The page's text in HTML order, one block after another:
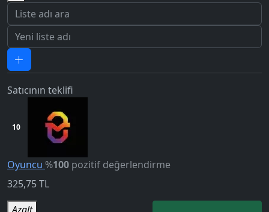
Satıcının teklifi
10
Oyuncu %100 pozitif değerlendirme
325,75TL